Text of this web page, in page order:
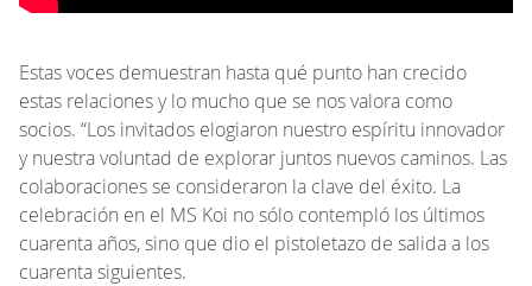
Estas voces demuestran hasta qué punto han crecido
estas relaciones y lo mucho que se nos valora como
socios. “Los invitados elogiaron nuestro espíritu innovador
y nuestra voluntad de explorar juntos nuevos caminos. Las
colaboraciones se consideraron la clave del éxito. La
celebración en el MS Koi no sólo contempló los últimos
cuarenta años, sino que dio el pistoletazo de salida a los
cuarenta siguientes.